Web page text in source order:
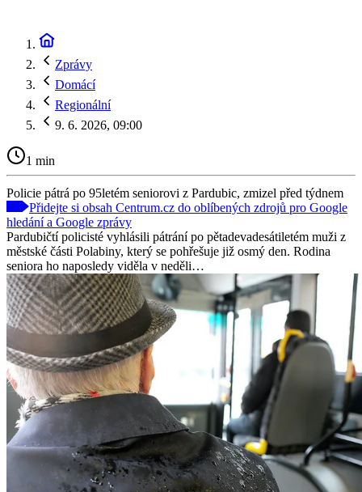
Zprávy
Domácí
Regionální
9. 6. 2026, 09:00
1 min
Policie pátrá po 95letém seniorovi z Pardubic, zmizel před týdnem
Přidejte si obsah Centrum.cz do oblíbených zdrojů pro Google
hledání a Google zprávy
Pardubičtí policisté vyhlásili pátrání po pětadevadesátiletém muži z
městské části Polabiny, který se pohřešuje již osmý den. Rodina
seniora ho naposledy viděla v neděli…